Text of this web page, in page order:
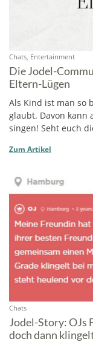
Chats, Entertainment
Die Jodel-
Eltern-Lügen
Als Kind ist man so
glaubt. Davon kann
singen! Seht euch
Zum Artikel
Chats
Jodel-Story: OJs
doch dann